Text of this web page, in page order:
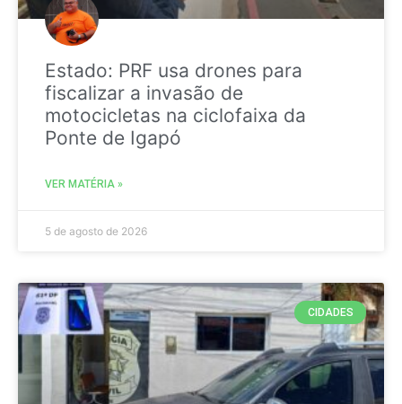
Estado: PRF usa drones para
fiscalizar a invasão de
motocicletas na ciclofaixa da
Ponte de Igapó
VER MATÉRIA »
5 de agosto de 2026
CIDADES